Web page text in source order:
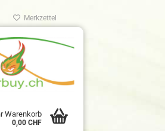
Merkzettel
Warenkorb
0,00 CHF